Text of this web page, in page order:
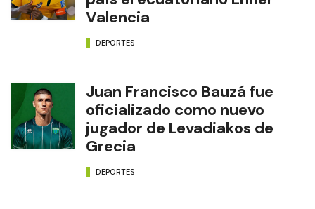
Valencia
DEPORTES
Juan Francisco Bauzá fue
oficializado como nuevo
jugador de Levadiakos de
Grecia
DEPORTES